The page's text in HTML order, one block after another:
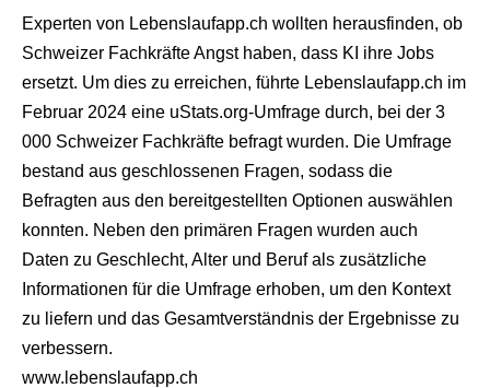
Experten von Lebenslaufapp.ch wollten herausfinden, ob
Schweizer Fachkräfte Angst haben, dass KI ihre Jobs
ersetzt. Um dies zu erreichen, führte Lebenslaufapp.ch im
Februar 2024 eine uStats.org-Umfrage durch, bei der 3
000 Schweizer Fachkräfte befragt wurden. Die Umfrage
bestand aus geschlossenen Fragen, sodass die
Befragten aus den bereitgestellten Optionen auswählen
konnten. Neben den primären Fragen wurden auch
Daten zu Geschlecht, Alter und Beruf als zusätzliche
Informationen für die Umfrage erhoben, um den Kontext
zu liefern und das Gesamtverständnis der Ergebnisse zu
verbessern.
www.lebenslaufapp.ch